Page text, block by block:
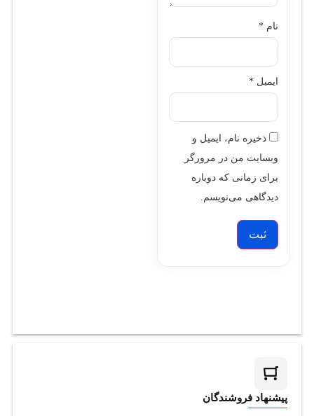
نام *
ایمیل *
ذخیره نام، ایمیل و
وبسایت من در مرورگر
برای زمانی که دوباره
دیدگاهی می‌نویسم.
پیشنهاد فروشندگان